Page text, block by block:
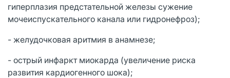
гиперплазия предстательной железы сужение
мочеиспускательного канала или гидронефроз);
- желудочковая аритмия в анамнезе;
- острый инфаркт миокарда (увеличение риска
развития кардиогенного шока);